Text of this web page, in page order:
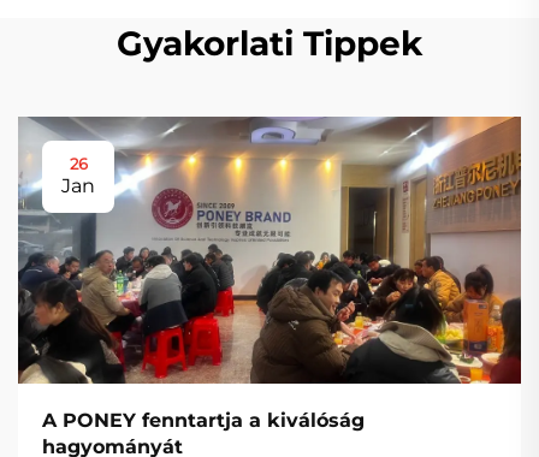
Gyakorlati Tippek
26
Jan
A PONEY fenntartja a kiválóság
hagyományát